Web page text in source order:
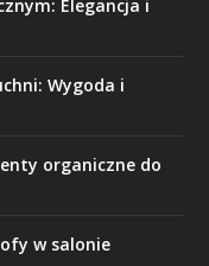
Elegancja i
Wygoda i
organiczne do
w salonie